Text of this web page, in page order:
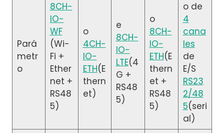
Pará
metr
o
8CH-
IO-
WF
(Wi-
Fi +
Ether
net +
RS48
5)
o
4CH-
IO-
ETH(E
thern
et)
e
8CH-
IO-
LTE(4
G +
RS48
5)
o
8CH-
IO-
ETH(E
thern
et +
RS48
5)
o de
4
cana
les
de
E/S
RS23
2/48
5(seri
al)